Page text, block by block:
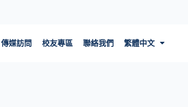
傳媒訪問 校友專區 聯絡我們 繁體中文